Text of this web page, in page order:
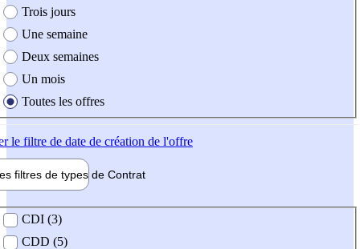
Trois jours
Une semaine
Deux semaines
Un mois
Toutes les offres
le filtre de date de création de l'offre
filtres de types de Contrat
contrat
CDI (3)
CDD (5)